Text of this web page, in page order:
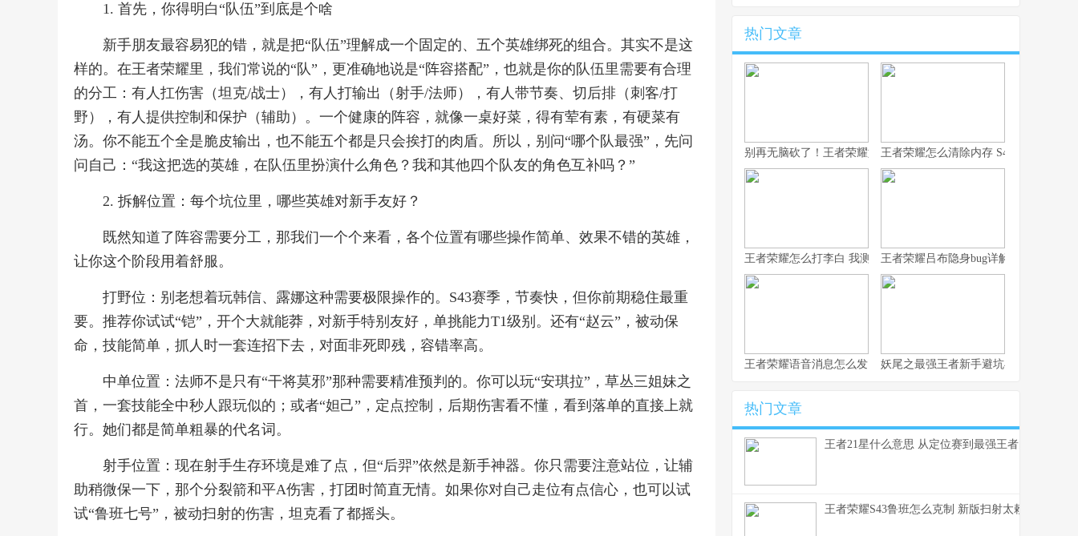
1. 首先，你得明白“队伍”到底是个啥
新手朋友最容易犯的错，就是把“队伍”理解成一个固定的、五个英雄绑死的组合。其实不是这
样的。在王者荣耀里，我们常说的“队”，更准确地说是“阵容搭配”，也就是你的队伍里需要有合理
的分工：有人扛伤害（坦克/战士），有人打输出（射手/法师），有人带节奏、切后排（刺客/打
野），有人提供控制和保护（辅助）。一个健康的阵容，就像一桌好菜，得有荤有素，有硬菜有
汤。你不能五个全是脆皮输出，也不能五个都是只会挨打的肉盾。所以，别问“哪个队最强”，先问
问自己：“我这把选的英雄，在队伍里扮演什么角色？我和其他四个队友的角色互补吗？”
2. 拆解位置：每个坑位里，哪些英雄对新手友好？
既然知道了阵容需要分工，那我们一个个来看，各个位置有哪些操作简单、效果不错的英雄，
让你这个阶段用着舒服。
打野位：别老想着玩韩信、露娜这种需要极限操作的。S43赛季，节奏快，但你前期稳住最重
要。推荐你试试“铠”，开个大就能莽，对新手特别友好，单挑能力T1级别。还有“赵云”，被动保
命，技能简单，抓人时一套连招下去，对面非死即残，容错率高。
中单位置：法师不是只有“干将莫邪”那种需要精准预判的。你可以玩“安琪拉”，草丛三姐妹之
首，一套技能全中秒人跟玩似的；或者“妲己”，定点控制，后期伤害看不懂，看到落单的直接上就
行。她们都是简单粗暴的代名词。
射手位置：现在射手生存环境是难了点，但“后羿”依然是新手神器。你只需要注意站位，让辅
助稍微保一下，那个分裂箭和平A伤害，打团时简直无情。如果你对自己走位有点信心，也可以试
试“鲁班七号”，被动扫射的伤害，坦克看了都摇头。
热门文章
别再无脑砍了！王者荣耀如何用凯，我这10年心得全在这了！
王者荣耀怎么清除内存 S43赛季防卡顿
王者荣耀怎么打李白 我测了100把的克制方法王者荣耀吕布隐身bug详解 老玩家常见
王者荣耀语音消息怎么发 这赛季S43的沟通优化细节你得知道
妖尾之最强王者新手避坑与实战心得
热门文章
王者21星什么意思 从定位赛到最强王者的段位全解
王者荣耀S43鲁班怎么克制 新版扫射太赖了这些英